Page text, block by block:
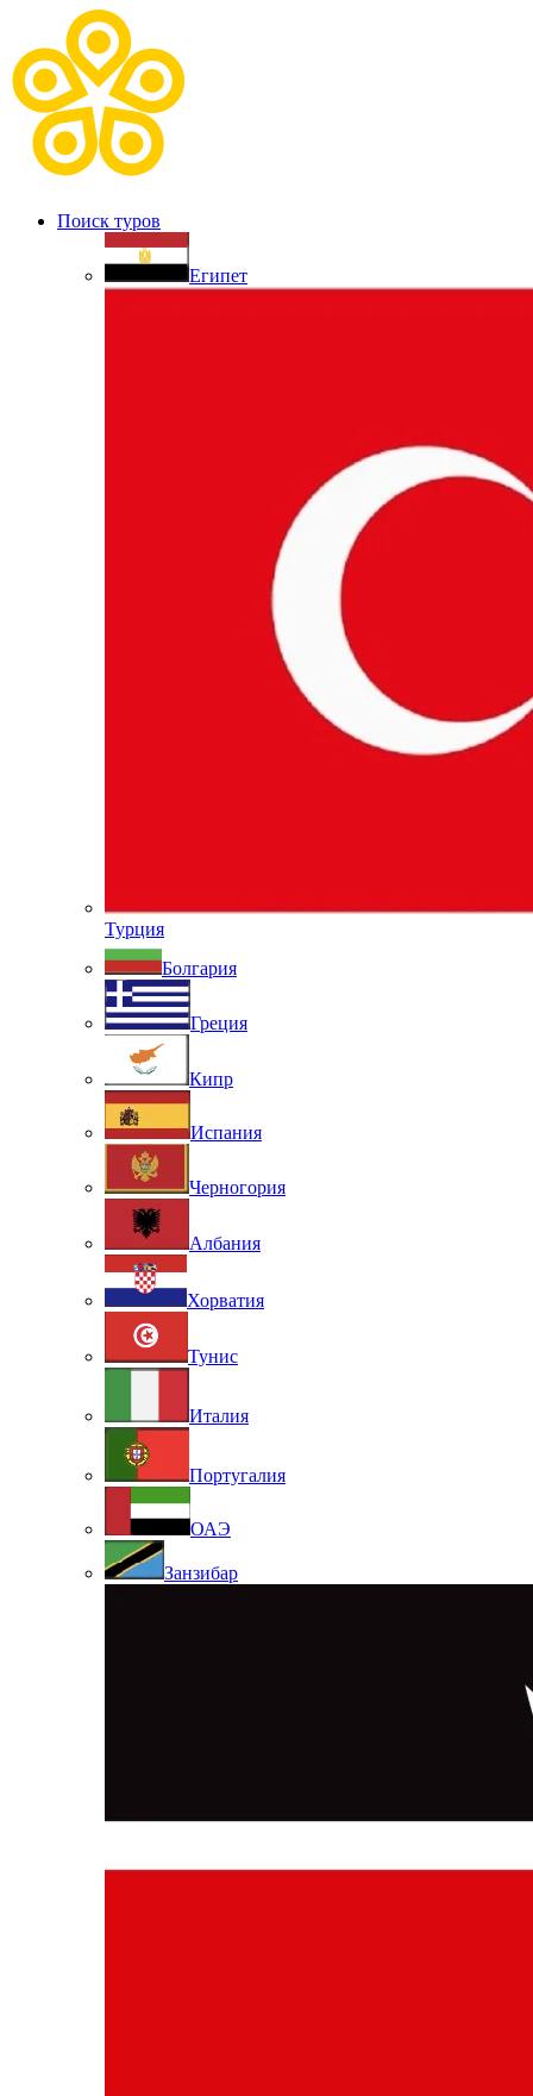
Поиск туров
Египет
Турция
Болгария
Греция
Кипр
Испания
Черногория
Албания
Хорватия
Тунис
Италия
Португалия
ОАЭ
Занзибар